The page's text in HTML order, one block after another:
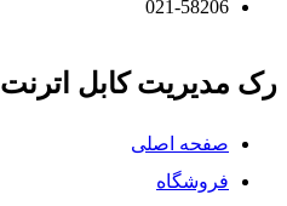
021-58206
رک مدیریت کابل اترنت 24 پورت یوگرین مدل NW128 کد 70424
صفحه اصلی
فروشگاه